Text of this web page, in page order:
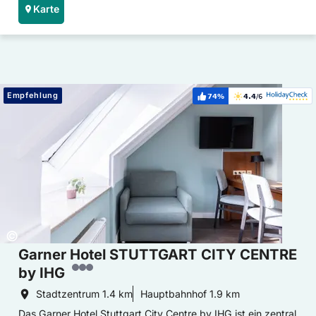
Karte
Copyright:
©
Empfehlung Weiterempfehlung:
74% Bewertung:
4.4/6
Garner Hotel STUTTGART CITY CENTRE
by IHG
Stadtzentrum 1.4 km Hauptbahnhof 1.9 km
Das Garner Hotel Stuttgart City Centre by IHG ist ein zentral
Hoteldetails: Garner Hotel STUTTGART CITY CENTRE by IHG